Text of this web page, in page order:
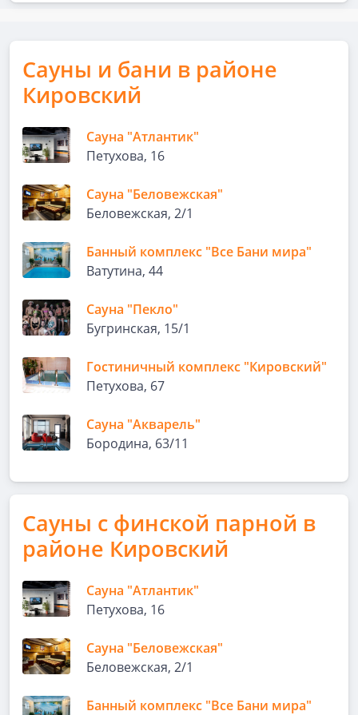
Сауны и бани в районе
Кировский
Сауна "Атлантик"
Петухова, 16
Сауна "Беловежская"
Беловежская, 2/1
Банный комплекс "Все Бани мира"
Ватутина, 44
Сауна "Пекло"
Бугринская, 15/1
Гостиничный комплекс "Кировский"
Петухова, 67
Сауна "Акварель"
Бородина, 63/11
Сауны с финской парной в
районе Кировский
Сауна "Атлантик"
Петухова, 16
Сауна "Беловежская"
Беловежская, 2/1
Банный комплекс "Все Бани мира"